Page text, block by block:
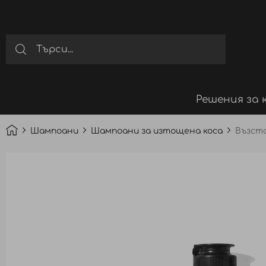
Решения за
Шампоани Шампоани за изтощена коса